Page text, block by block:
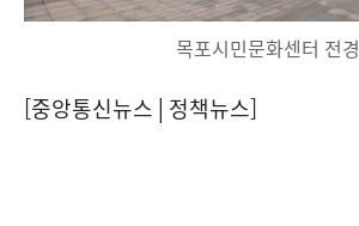
목포시민문화센터 전경
[중앙통신뉴스│정책뉴스]